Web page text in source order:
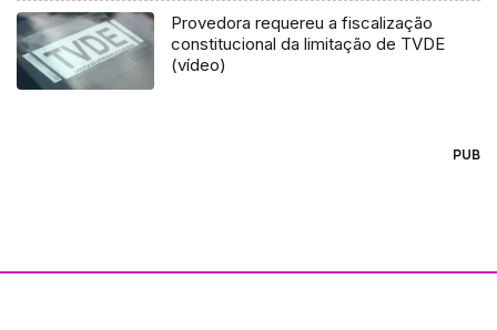
Provedora requereu a fiscalização
constitucional da limitação de TVDE
(vídeo)
PUB